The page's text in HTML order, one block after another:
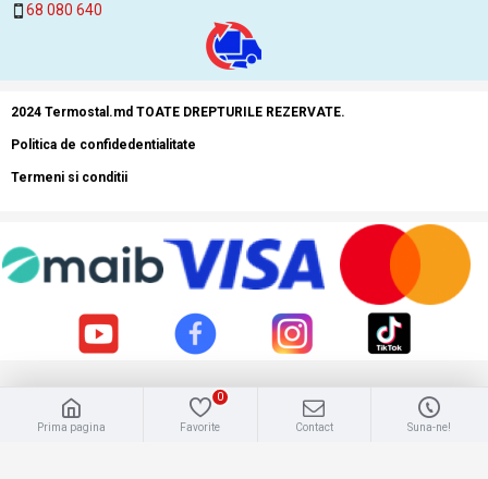
68 080 640
2024 Termostal.md TOATE DREPTURILE REZERVATE.
Politica de confidedentialitate
Termeni si conditii
Prima pagina Favorite
0
Contact Suna-ne!